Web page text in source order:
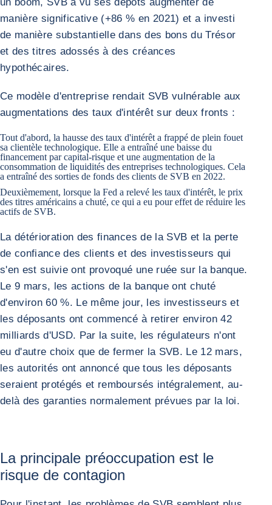
manière significative (+86 % en 2021) et a investi
de manière substantielle dans des bons du Trésor
et des titres adossés à des créances
hypothécaires.
Ce modèle d'entreprise rendait SVB vulnérable aux
augmentations des taux d'intérêt sur deux fronts :
Tout d'abord, la hausse des taux d'intérêt a frappé de plein fouet
sa clientèle technologique. Elle a entraîné une baisse du
financement par capital-risque et une augmentation de la
consommation de liquidités des entreprises technologiques. Cela
a entraîné des sorties de fonds des clients de SVB en 2022.
Deuxièmement, lorsque la Fed a relevé les taux d'intérêt, le prix
des titres américains a chuté, ce qui a eu pour effet de réduire les
actifs de SVB.
La détérioration des finances de la SVB et la perte
de confiance des clients et des investisseurs qui
s'en est suivie ont provoqué une ruée sur la banque.
Le 9 mars, les actions de la banque ont chuté
d'environ 60 %. Le même jour, les investisseurs et
les déposants ont commencé à retirer environ 42
milliards d'USD. Par la suite, les régulateurs n'ont
eu d'autre choix que de fermer la SVB. Le 12 mars,
les autorités ont annoncé que tous les déposants
seraient protégés et remboursés intégralement, au-
delà des garanties normalement prévues par la loi.
La principale préoccupation est le
risque de contagion